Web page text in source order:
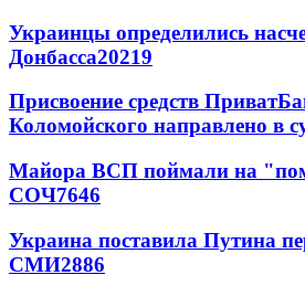
Украинцы определились
Донбасса20219
Присвоение средств
Коломойского направлено в
Майора ВСП поймали на
СОЧ7646
Украина поставила Путина
СМИ2886